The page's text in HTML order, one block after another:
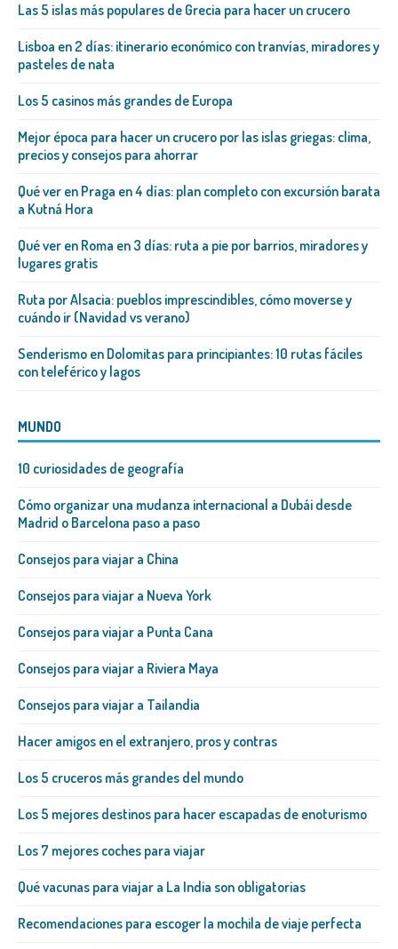
Las 5 islas más populares de Grecia para hacer un crucero
Lisboa en 2 días: itinerario económico con tranvías, miradores y
pasteles de nata
Los 5 casinos más grandes de Europa
Mejor época para hacer un crucero por las islas griegas: clima,
precios y consejos para ahorrar
Qué ver en Praga en 4 días: plan completo con excursión barata
a Kutná Hora
Qué ver en Roma en 3 días: ruta a pie por barrios, miradores y
lugares gratis
Ruta por Alsacia: pueblos imprescindibles, cómo moverse y
cuándo ir (Navidad vs verano)
Senderismo en Dolomitas para principiantes: 10 rutas fáciles
con teleférico y lagos
MUNDO
10 curiosidades de geografía
Cómo organizar una mudanza internacional a Dubái desde
Madrid o Barcelona paso a paso
Consejos para viajar a China
Consejos para viajar a Nueva York
Consejos para viajar a Punta Cana
Consejos para viajar a Riviera Maya
Consejos para viajar a Tailandia
Hacer amigos en el extranjero, pros y contras
Los 5 cruceros más grandes del mundo
Los 5 mejores destinos para hacer escapadas de enoturismo
Los 7 mejores coches para viajar
Qué vacunas para viajar a La India son obligatorias
Recomendaciones para escoger la mochila de viaje perfecta